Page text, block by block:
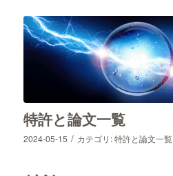
特許と論文一覧
2024-05-15 / カテゴリ:特許と論文一覧